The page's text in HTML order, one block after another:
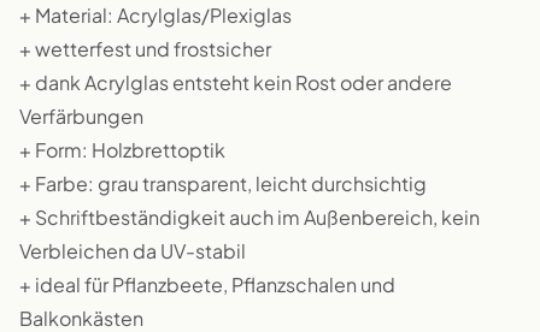
+ Material: Acrylglas/Plexiglas
+ wetterfest und frostsicher
+ dank Acrylglas entsteht kein Rost oder andere
Verfärbungen
+ Form: Holzbrettoptik
+ Farbe: grau transparent, leicht durchsichtig
+ Schriftbeständigkeit auch im Außenbereich, kein
Verbleichen da UV-stabil
+ ideal für Pflanzbeete, Pflanzschalen und
Balkonkästen